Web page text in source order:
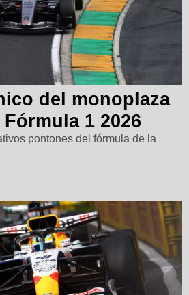
del monoplaza
1 2026
pontones del fórmula de la